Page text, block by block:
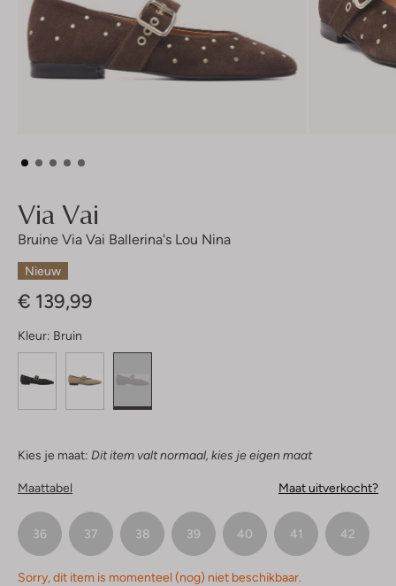
Via Vai
Bruine Via Vai Ballerina's Lou Nina
Nieuw
€ 139,99
Kleur: Bruin
Kies je maat: Dit item valt normaal, kies je eigen maat
Maattabel Maat uitverkocht?
36 37 38 39 40 41 42
Sorry, dit item is momenteel (nog) niet beschikbaar.